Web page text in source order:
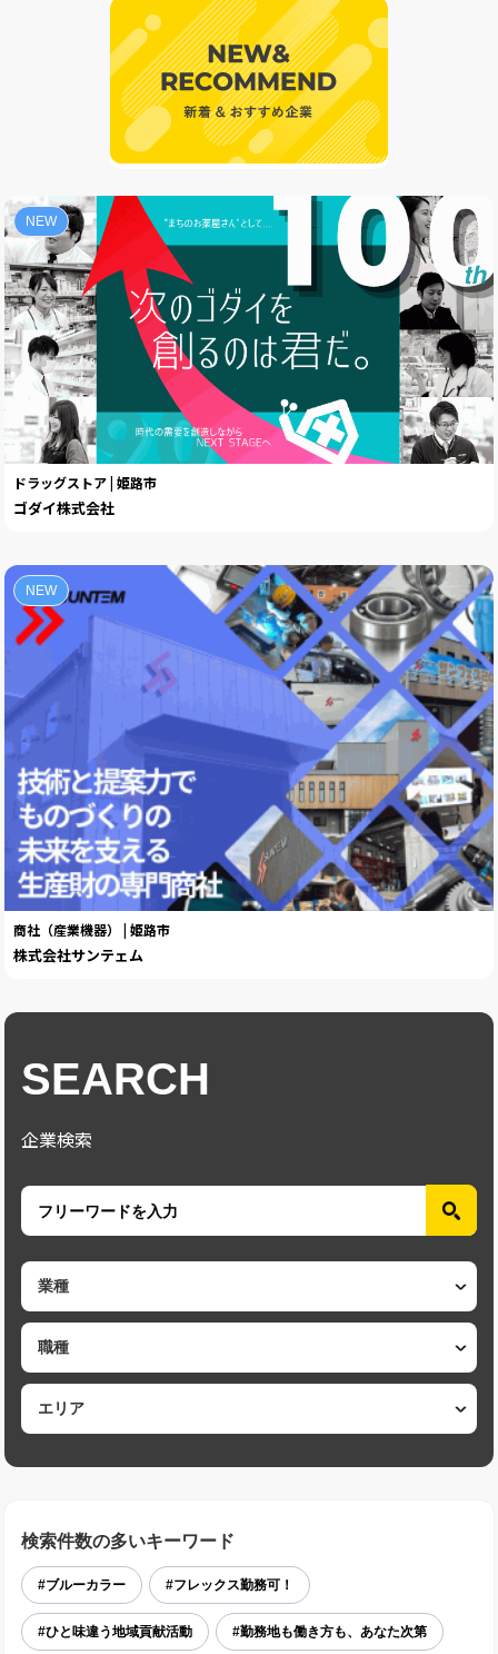
NEW
ドラッグストア | 姫路市
ゴダイ株式会社
NEW
商社（産業機器） | 姫路市
株式会社サンテェム
SEARCH
企業検索
検索件数の多いキーワード
#ブルーカラー #フレックス勤務可！
#ひと味違う地域貢献活動 #勤務地も働き方も、あなた次第